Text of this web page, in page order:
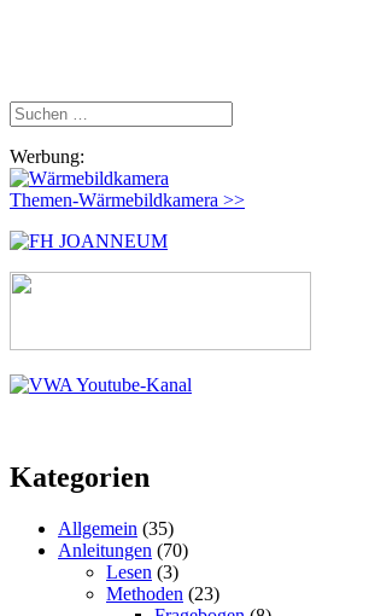
Suchen
nach:
Werbung:
Themen-Wärmebildkamera >>
Kategorien
Allgemein (35)
Anleitungen (70)
Lesen (3)
Methoden (23)